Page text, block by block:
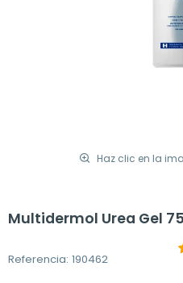
Haz clic en la
Multidermol Urea Gel
Referencia: 190462